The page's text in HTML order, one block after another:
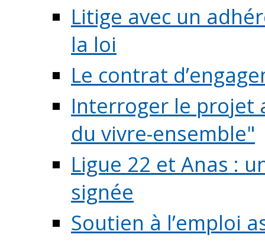
Litige avec un
la loi
Le contrat
Interroger le projet
du vivre-ensemble"
Ligue 22 et Anas :
signée
Soutien à l’emploi